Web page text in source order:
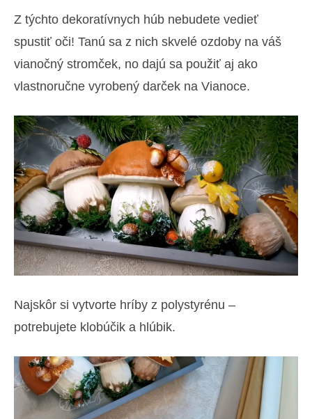
Z týchto dekoratívnych húb nebudete vedieť
spustiť oči! Tanú sa z nich skvelé ozdoby na váš
vianočný stromček, no dajú sa použiť aj ako
vlastnoručne vyrobený darček na Vianoce.
Najskôr si vytvorte hríby z polystyrénu –
potrebujete klobúčik a hlúbik.